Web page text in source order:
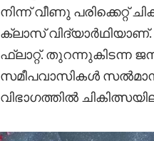
നിന്ന് വീണു
ക്ലാസ് വിദ്യാർഥിയാണ്.
ഫ്ലാറ്റ്. തുറന്നുകിടന്ന
സമീപവാസികൾ
വിഭാഗത്തിൽ